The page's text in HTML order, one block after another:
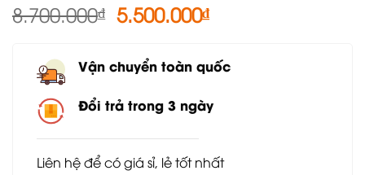
8.700.000₫ Giá
gốc
8.700.000₫.
5.500.000₫Giá
là:
Vận chuyển toàn quốc
Đổi trả trong 3 ngày
Liên hệ để có giá sỉ, lẻ tốt nhất